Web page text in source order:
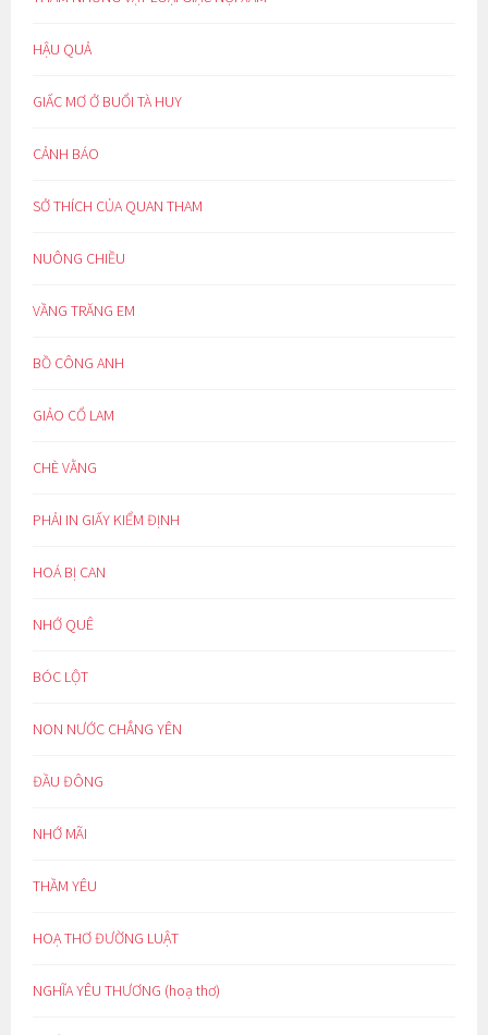
HẬU QUẢ
GIẤC MƠ Ở BUỔI TÀ HUY
CẢNH BÁO
SỞ THÍCH CỦA QUAN THAM
NUÔNG CHIỀU
VẦNG TRĂNG EM
BỒ CÔNG ANH
GIẢO CỔ LAM
CHÈ VẰNG
PHẢI IN GIẤY KIỂM ĐỊNH
HOÁ BỊ CAN
NHỚ QUÊ
BÓC LỘT
NON NƯỚC CHẲNG YÊN
ĐẦU ĐÔNG
NHỚ MÃI
THẦM YÊU
HOẠ THƠ ĐƯỜNG LUẬT
NGHĨA YÊU THƯƠNG (hoạ thơ)